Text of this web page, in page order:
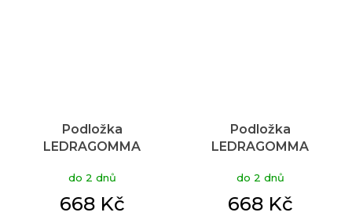
Podložka
LEDRAGOMMA
Maxafe 40 cm, černá
do 2 dnů
668 Kč
Podložka
LEDRAGOMMA
Maxafe 40 cm, červená
do 2 dnů
668 Kč